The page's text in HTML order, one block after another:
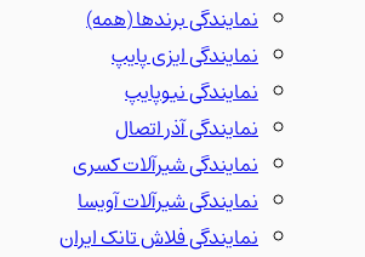
نمایندگی برندها(همه)
نمایندگی ایزی پایپ
نمایندگی نیوپایپ
نمایندگی آذر اتصال
نمایندگی شیرآلات کسری
نمایندگی شیرآلات آویسا
نمایندگی فلاش تانک ایران